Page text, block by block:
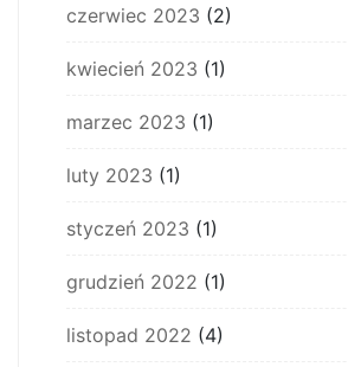
czerwiec 2023 (2)
kwiecień 2023 (1)
marzec 2023 (1)
luty 2023 (1)
styczeń 2023 (1)
grudzień 2022 (1)
listopad 2022 (4)